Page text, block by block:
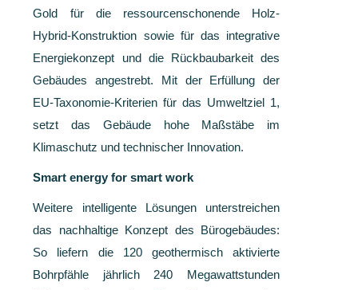
Gold für die ressourcenschonende Holz-
Hybrid-Konstruktion sowie für das integrative
Energiekonzept und die Rückbaubarkeit des
Gebäudes angestrebt. Mit der Erfüllung der
EU-Taxonomie-Kriterien für das Umweltziel 1,
setzt das Gebäude hohe Maßstäbe im
Klimaschutz und technischer Innovation.
Smart energy for smart work
Weitere intelligente Lösungen unterstreichen
das nachhaltige Konzept des Bürogebäudes:
So liefern die 120 geothermisch aktivierte
Bohrpfähle jährlich 240 Megawattstunden